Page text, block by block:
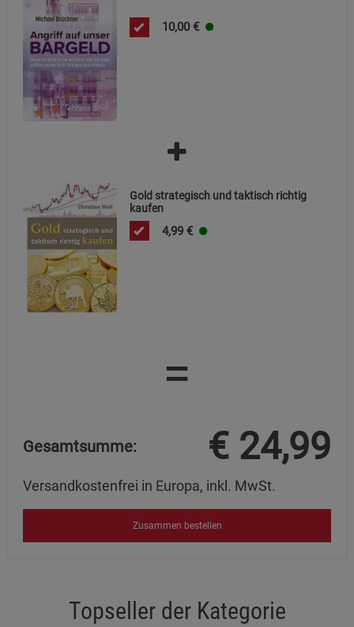
10,00 €
Gold strategisch und taktisch richtig
kaufen
4,99 €
=
Gesamtsumme: € 24,99
Versandkostenfrei in Europa, inkl. MwSt.
Zusammen bestellen
Topseller der Kategorie
Marketing Cookies (3)
Beschreibung Marketing Cookies
Cookie-Informationen